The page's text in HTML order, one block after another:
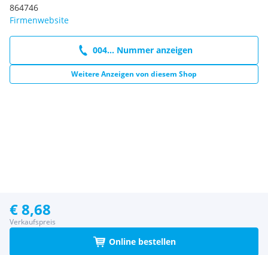
864746
Firmenwebsite
004... Nummer anzeigen
Weitere Anzeigen von diesem Shop
€ 8,68
Verkaufspreis
Online bestellen